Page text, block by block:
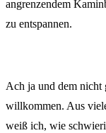
angrenzendem
zu entspannen.
Ach ja und dem nicht
willkommen. Aus
weiß ich, wie